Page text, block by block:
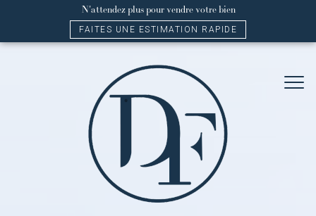
N'attendez plus pour vendre votre bien
FAITES UNE ESTIMATION RAPIDE